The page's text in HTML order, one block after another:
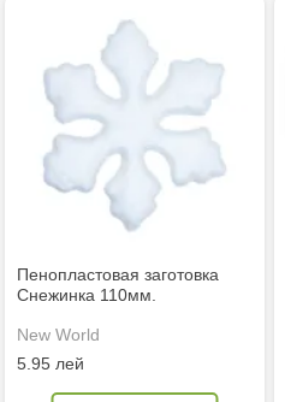
Пенопластовая заготовка
Снежинка 110мм.
New World
5.95 лей